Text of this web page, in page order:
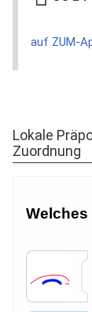
auf ZUM-
Lokale
Zuordnung